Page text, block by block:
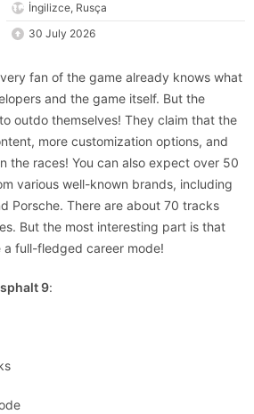
İngilizce, Rusça
30 July 2026
fan of the game already knows what
and the game itself. But the
outdo themselves! They claim that the
more customization options, and
the races! You can also expect over 50
various well-known brands, including
Porsche. There are about 70 tracks
But the most interesting part is that
full-fledged career mode!
9: